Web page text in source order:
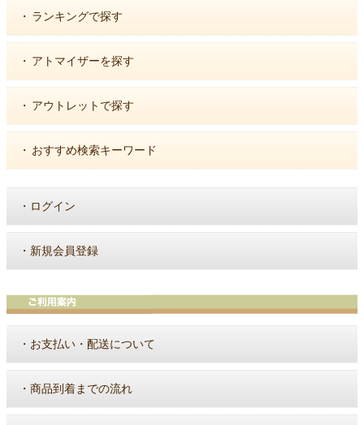
・ ランキングで探す
・ アトマイザーを探す
・ アウトレットで探す
・ おすすめ検索キーワード
・ ログイン
・ 新規会員登録
・ お支払い・配送について
・ 商品到着までの流れ